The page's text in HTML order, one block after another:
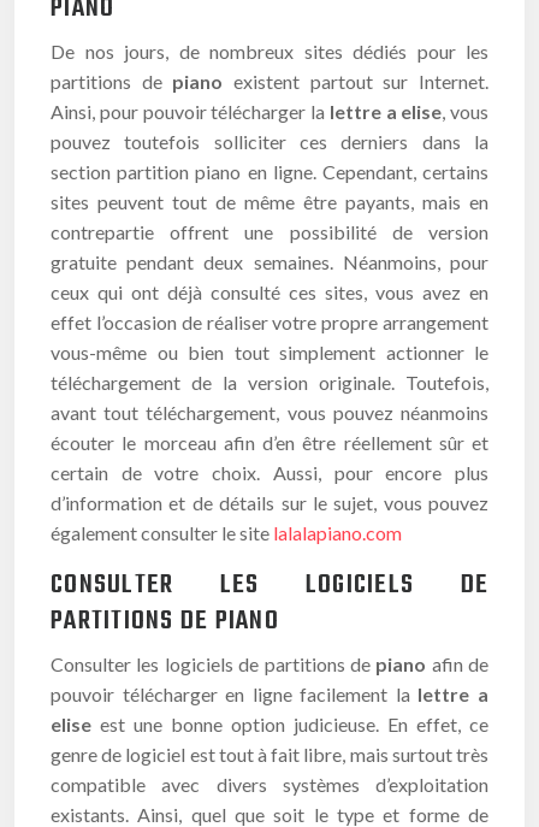
De nos jours, de nombreux sites dédiés pour les
partitions de piano existent partout sur Internet.
Ainsi, pour pouvoir télécharger la lettre a elise, vous
pouvez toutefois solliciter ces derniers dans la
section partition piano en ligne. Cependant, certains
sites peuvent tout de même être payants, mais en
contrepartie offrent une possibilité de version
gratuite pendant deux semaines. Néanmoins, pour
ceux qui ont déjà consulté ces sites, vous avez en
effet l’occasion de réaliser votre propre arrangement
vous-même ou bien tout simplement actionner le
téléchargement de la version originale. Toutefois,
avant tout téléchargement, vous pouvez néanmoins
écouter le morceau afin d’en être réellement sûr et
certain de votre choix. Aussi, pour encore plus
d’information et de détails sur le sujet, vous pouvez
également consulter le site lalalapiano.com
CONSULTER LES LOGICIELS DE
PARTITIONS DE PIANO
Consulter les logiciels de partitions de piano afin de
pouvoir télécharger en ligne facilement la lettre a
elise est une bonne option judicieuse. En effet, ce
genre de logiciel est tout à fait libre, mais surtout très
compatible avec divers systèmes d’exploitation
existants. Ainsi, quel que soit le type et forme de